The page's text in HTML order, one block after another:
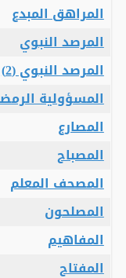
المراهق المبدع
المرصد النبوي
المرصد النبوي (2)
المسؤولية
المصارع
المصباح
المصحف المعلم
المصلحون
المفاهيم
المفتاح